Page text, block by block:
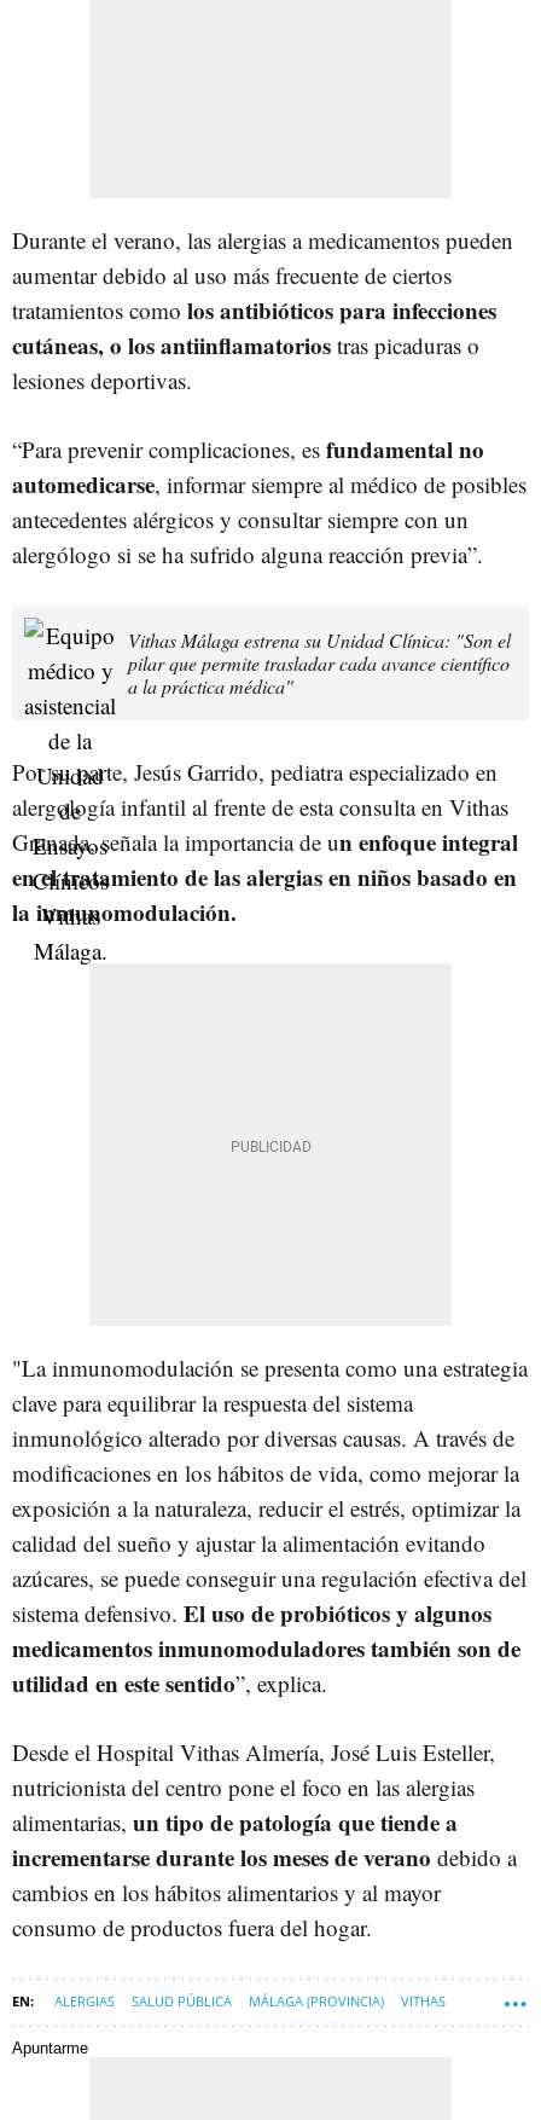
Durante el verano, las alergias a medicamentos pueden
aumentar debido al uso más frecuente de ciertos
tratamientos como los antibióticos para infecciones
cutáneas, o los antiinflamatorios tras picaduras o
lesiones deportivas.
“Para prevenir complicaciones, es fundamental no
automedicarse, informar siempre al médico de posibles
antecedentes alérgicos y consultar siempre con un
alergólogo si se ha sufrido alguna reacción previa”.
Vithas Málaga estrena su Unidad Clínica: "Son el
pilar que permite trasladar cada avance científico
a la práctica médica"
Por su parte, Jesús Garrido, pediatra especializado en
alergología infantil al frente de esta consulta en Vithas
Granada, señala la importancia de un enfoque integral
en el tratamiento de las alergias en niños basado en
la inmunomodulación.
"La inmunomodulación se presenta como una estrategia
clave para equilibrar la respuesta del sistema
inmunológico alterado por diversas causas. A través de
modificaciones en los hábitos de vida, como mejorar la
exposición a la naturaleza, reducir el estrés, optimizar la
calidad del sueño y ajustar la alimentación evitando
azúcares, se puede conseguir una regulación efectiva del
sistema defensivo. El uso de probióticos y algunos
medicamentos inmunomoduladores también son de
utilidad en este sentido”, explica.
Desde el Hospital Vithas Almería, José Luis Esteller,
nutricionista del centro pone el foco en las alergias
alimentarias, un tipo de patología que tiende a
incrementarse durante los meses de verano debido a
cambios en los hábitos alimentarios y al mayor
consumo de productos fuera del hogar.
ALERGIAS SALUD PÚBLICA MÁLAGA (PROVINCIA) VITHAS
Apuntarme